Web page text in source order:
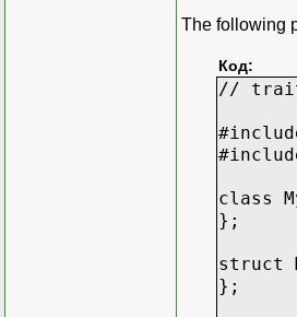
The following
Код:
//
class
};
struct
};